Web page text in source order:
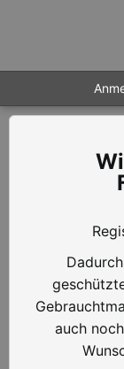
auch